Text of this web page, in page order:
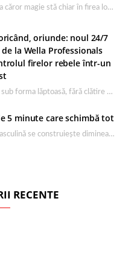
Sunt locuri a căror magie stă chiar în firea lor naturală, iar Lacul Ursu din…
oriunde: noul 24/7
la Wella Professionals
firelor rebele într-un
Un leave in sub forma lăptoasă, fără clătire care completează rutina Ultimate Smooth și transformă…
5 minute care schimbă tot
Eleganța masculină se construiește dimineața, în câteva minute și cu produsele potrivite. O rutină de…
RECENTE